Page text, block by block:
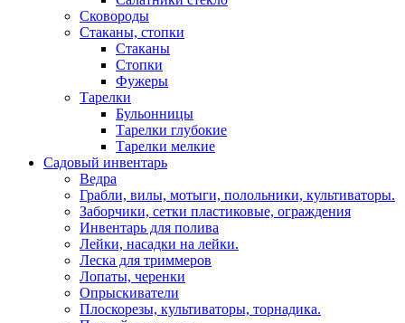
Сковороды
Стаканы, стопки
Стаканы
Стопки
Фужеры
Тарелки
Бульонницы
Тарелки глубокие
Тарелки мелкие
Садовый инвентарь
Ведра
Грабли, вилы, мотыги, полольники, культиваторы.
Заборчики, сетки пластиковые, ограждения
Инвентарь для полива
Лейки, насадки на лейки.
Леска для триммеров
Лопаты, черенки
Опрыскиватели
Плоскорезы, культиваторы, торнадика.